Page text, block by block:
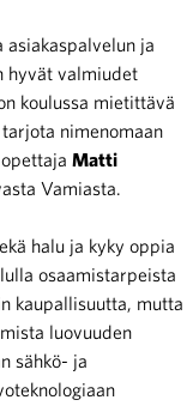
asiakaspalvelun ja
hyvät valmiudet
koulussa mietittävä
nimenomaan
Matti
Vamiasta.
halu ja kyky oppia
osaamistarpeista
kaupallisuutta, mutta
luovuuden
sähkö- ja